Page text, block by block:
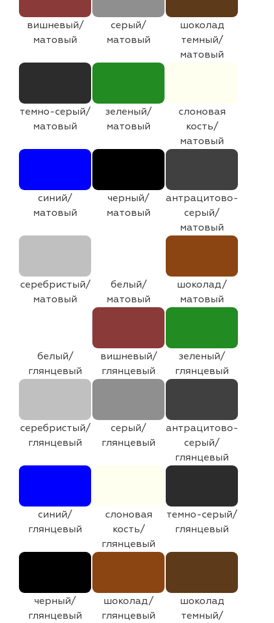
вишневый/
матовый
серый/
матовый
шоколад
темный/
матовый
темно-серый/
матовый
зеленый/
матовый
слоновая
кость/
матовый
синий/
матовый
черный/
матовый
антрацитово-
серый/
матовый
серебристый/
матовый
белый/
матовый
шоколад/
матовый
белый/
глянцевый
вишневый/
глянцевый
зеленый/
глянцевый
серебристый/
глянцевый
серый/
глянцевый
антрацитово-
серый/
глянцевый
синий/
глянцевый
слоновая
кость/
глянцевый
темно-серый/
глянцевый
черный/
глянцевый
шоколад/
глянцевый
шоколад
темный/